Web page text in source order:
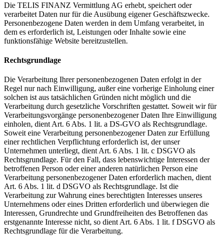
Die TELIS FINANZ Vermittlung AG erhebt, speichert oder
verarbeitet Daten nur für die Ausübung eigener Geschäftszwecke.
Personenbezogene Daten werden in dem Umfang verarbeitet, in
dem es erforderlich ist, Leistungen oder Inhalte sowie eine
funktionsfähige Website bereitzustellen.
Rechtsgrundlage
Die Verarbeitung Ihrer personenbezogenen Daten erfolgt in der
Regel nur nach Einwilligung, außer eine vorherige Einholung einer
solchen ist aus tatsächlichen Gründen nicht möglich und die
Verarbeitung durch gesetzliche Vorschriften gestattet. Soweit wir für
Verarbeitungsvorgänge personenbezogener Daten Ihre Einwilligung
einholen, dient Art. 6 Abs. 1 lit. a DS-GVO als Rechtsgrundlage.
Soweit eine Verarbeitung personenbezogener Daten zur Erfüllung
einer rechtlichen Verpflichtung erforderlich ist, der unser
Unternehmen unterliegt, dient Art. 6 Abs. 1 lit. c DSGVO als
Rechtsgrundlage. Für den Fall, dass lebenswichtige Interessen der
betroffenen Person oder einer anderen natürlichen Person eine
Verarbeitung personenbezogener Daten erforderlich machen, dient
Art. 6 Abs. 1 lit. d DSGVO als Rechtsgrundlage. Ist die
Verarbeitung zur Wahrung eines berechtigten Interesses unseres
Unternehmens oder eines Dritten erforderlich und überwiegen die
Interessen, Grundrechte und Grundfreiheiten des Betroffenen das
erstgenannte Interesse nicht, so dient Art. 6 Abs. 1 lit. f DSGVO als
Rechtsgrundlage für die Verarbeitung.